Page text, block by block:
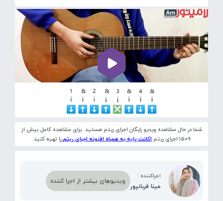
00:00 01:47
شما در حال مشاهده ویدیو رایگان اجرای ریتم هستید. برای مشاهده کامل بیش از
1509 اجرای ریتم
اکانت پایه به همراه افزونه اجرای ریتمرا تهیه کنید.
اجراکننده :
مینا قربانپور
ویدیوهای بیشتر از اجرا کننده